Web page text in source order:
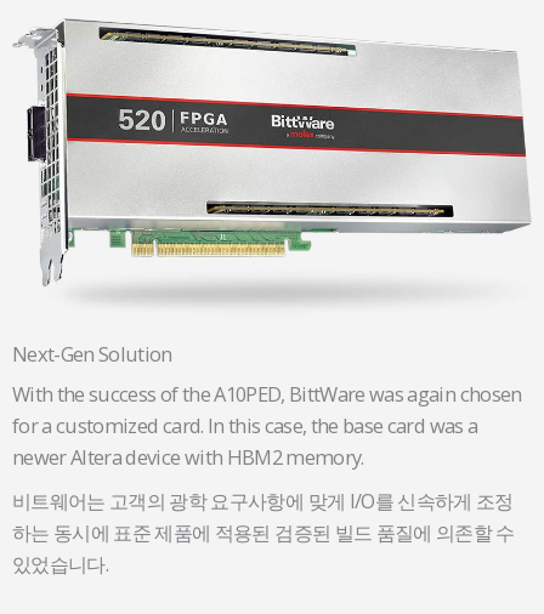
Next-Gen Solution
With the success of the A10PED, BittWare was again chosen
for a customized card. In this case, the base card was a
newer Altera device with HBM2 memory.
비트웨어는 고객의 광학 요구사항에 맞게 I/O를 신속하게 조정
하는 동시에 표준 제품에 적용된 검증된 빌드 품질에 의존할 수
있었습니다.